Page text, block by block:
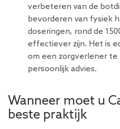
verbeteren van de
bevorderen van fysiek
doseringen, rond de
effectiever zijn. Het is
om een ​​zorgverlener te
persoonlijk advies.
Wanneer moet u
beste praktijk